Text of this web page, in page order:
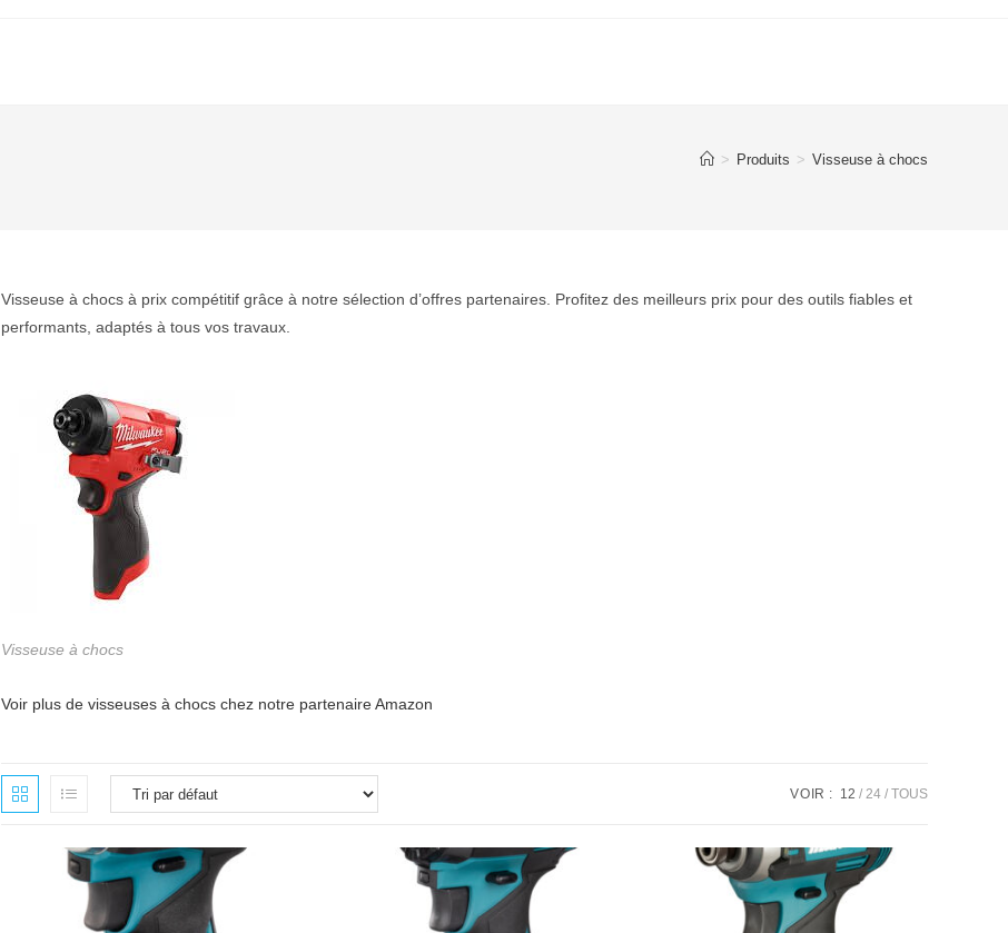
> Produits > Visseuse à chocs
Visseuse à chocs à prix compétitif grâce à notre sélection d’offres partenaires. Profitez des meilleurs prix pour des outils fiables et
performants, adaptés à tous vos travaux.
Visseuse à chocs
Voir plus de visseuses à chocs chez notre partenaire Amazon
VOIR : 12 24 TOUS